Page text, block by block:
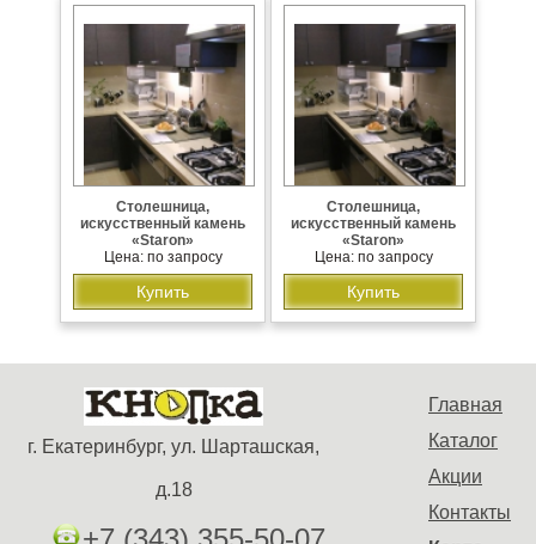
Столешница,
искусственный камень
«Staron»
Цена: по запросу
Купить
Столешница,
искусственный камень
«Staron»
Цена: по запросу
Купить
Главная
Каталог
Акции
Контакты
г. Екатеринбург, ул. Шарташская,
д.18